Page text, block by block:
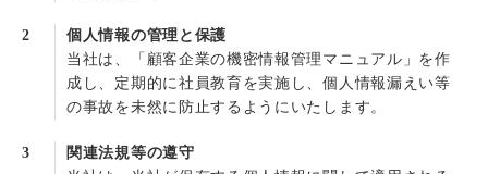
2
個人情報の管理と保護
当社は、「顧客企業の機密情報管理マニュアル」を作
成し、定期的に社員教育を実施し、個人情報漏えい等
の事故を未然に防止するようにいたします。
3
関連法規等の遵守